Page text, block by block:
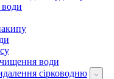
води
води
сірководню